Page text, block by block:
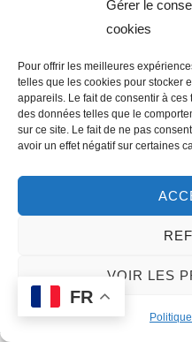
Gérer le
cookies
Pour offrir les meilleures
telles que les cookies pour stocker
appareils. Le fait de consentir à
des données telles que le
sur ce site. Le fait de ne pas
avoir un effet négatif sur certaines
VOIR LES
Messes Dominicales
Dimanche, messe à10h30
Copyright © 2026
FR